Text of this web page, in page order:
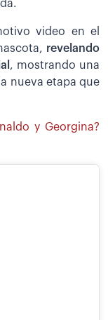
video en el
revelando
, mostrando una
nueva etapa que
y Georgina?